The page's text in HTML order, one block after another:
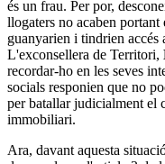
és un frau. Per por,
llogaters no acaben portant
guanyarien i tindrien accés
L'exconsellera de Territori,
recordar-ho en les seves
socials responien que no
per batallar judicialment el
immobiliari.
Ara, davant aquesta